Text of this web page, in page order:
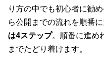
り方の中でも初心者に勧
ら公開までの流れを順番に
は4ステップ。順番に進め
までたどり着けます。